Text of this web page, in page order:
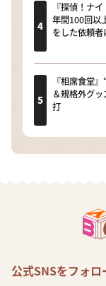
『探偵！ナ
年間100回以
をした依頼
『相席食堂
＆規格外グ
打
公式SNSをフォロ